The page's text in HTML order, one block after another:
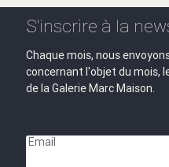
S'inscrire à la
Chaque mois, nous
concernant l'objet du mois,
de la Galerie Marc Maison.
Email